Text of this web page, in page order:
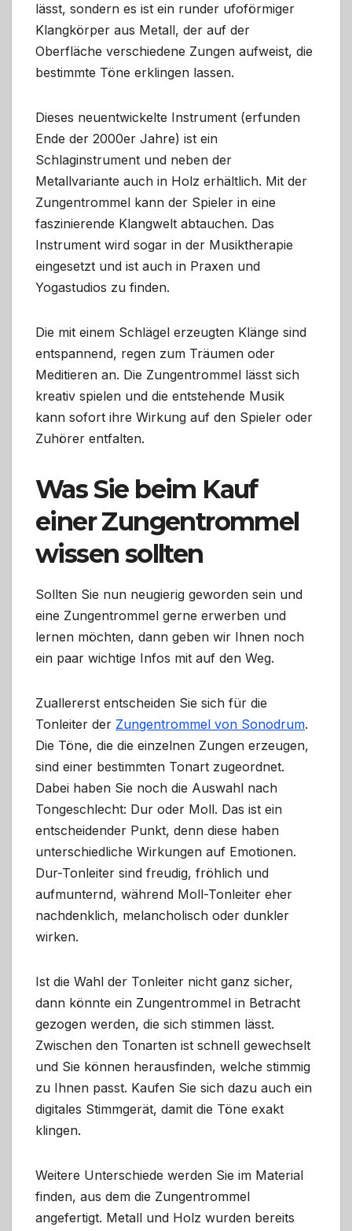
lässt, sondern es ist ein runder ufoförmiger
Klangkörper aus Metall, der auf der
Oberfläche verschiedene Zungen aufweist, die
bestimmte Töne erklingen lassen.
Dieses neuentwickelte Instrument (erfunden
Ende der 2000er Jahre) ist ein
Schlaginstrument und neben der
Metallvariante auch in Holz erhältlich. Mit der
Zungentrommel kann der Spieler in eine
faszinierende Klangwelt abtauchen. Das
Instrument wird sogar in der Musiktherapie
eingesetzt und ist auch in Praxen und
Yogastudios zu finden.
Die mit einem Schlägel erzeugten Klänge sind
entspannend, regen zum Träumen oder
Meditieren an. Die Zungentrommel lässt sich
kreativ spielen und die entstehende Musik
kann sofort ihre Wirkung auf den Spieler oder
Zuhörer entfalten.
Was Sie beim Kauf
einer Zungentrommel
wissen sollten
Sollten Sie nun neugierig geworden sein und
eine Zungentrommel gerne erwerben und
lernen möchten, dann geben wir Ihnen noch
ein paar wichtige Infos mit auf den Weg.
Zuallererst entscheiden Sie sich für die
Tonleiter der Zungentrommel von Sonodrum.
Die Töne, die die einzelnen Zungen erzeugen,
sind einer bestimmten Tonart zugeordnet.
Dabei haben Sie noch die Auswahl nach
Tongeschlecht: Dur oder Moll. Das ist ein
entscheidender Punkt, denn diese haben
unterschiedliche Wirkungen auf Emotionen.
Dur-Tonleiter sind freudig, fröhlich und
aufmunternd, während Moll-Tonleiter eher
nachdenklich, melancholisch oder dunkler
wirken.
Ist die Wahl der Tonleiter nicht ganz sicher,
dann könnte ein Zungentrommel in Betracht
gezogen werden, die sich stimmen lässt.
Zwischen den Tonarten ist schnell gewechselt
und Sie können herausfinden, welche stimmig
zu Ihnen passt. Kaufen Sie sich dazu auch ein
digitales Stimmgerät, damit die Töne exakt
klingen.
Weitere Unterschiede werden Sie im Material
finden, aus dem die Zungentrommel
angefertigt. Metall und Holz wurden bereits